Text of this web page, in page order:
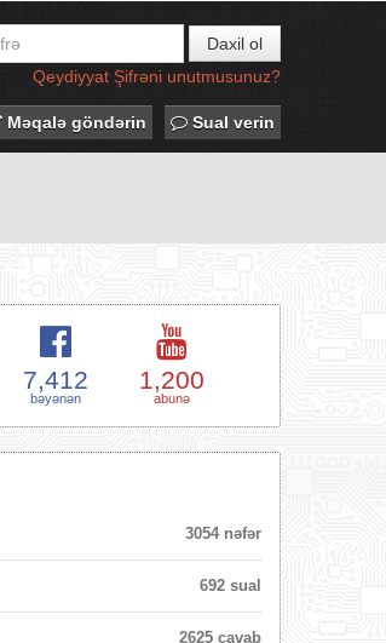
Daxil ol
Qeydiyyat Şifrəni unutmusunuz?
Məqalə göndərin Sual verin
7,412
bəyənən
1,200
abunə
3054 nəfər
692 sual
2625 cavab